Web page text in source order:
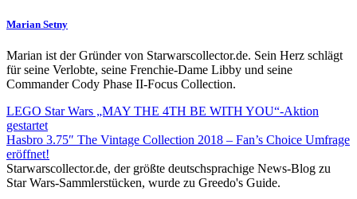
Marian Setny
Marian ist der Gründer von Starwarscollector.de. Sein Herz schlägt
für seine Verlobte, seine Frenchie-Dame Libby und seine
Commander Cody Phase II-Focus Collection.
LEGO Star Wars „MAY THE 4TH BE WITH YOU“-Aktion
gestartet
Hasbro 3.75″ The Vintage Collection 2018 – Fan’s Choice Umfrage
eröffnet!
Starwarscollector.de, der größte deutschsprachige News-Blog zu
Star Wars-Sammlerstücken, wurde zu Greedo's Guide.